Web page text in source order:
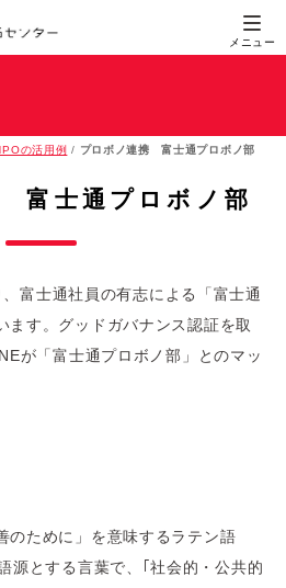
の活用例 / プロボノ連携 富士通プロボノ部
富士通プロボノ部
富士通社員の有志による「富士通
ます。グッドガバナンス認証を取
が「富士通プロボノ部」とのマッ
のために」を意味するラテン語
源とする言葉で、｢社会的・公共的